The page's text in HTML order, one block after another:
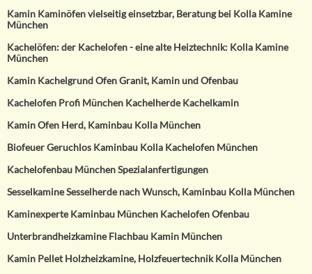
Kamin Kaminöfen vielseitig einsetzbar, Beratung bei Kolla Kamine
München
Kachelöfen: der Kachelofen - eine alte Heiztechnik: Kolla Kamine
München
Kamin Kachelgrund Ofen Granit, Kamin und Ofenbau
Kachelofen Profi München Kachelherde Kachelkamin
Kamin Ofen Herd, Kaminbau Kolla München
Biofeuer Geruchlos Kaminbau Kolla Kachelofen München
Kachelofenbau München Spezialanfertigungen
Sesselkamine Sesselherde nach Wunsch, Kaminbau Kolla München
Kaminexperte Kaminbau München Kachelofen Ofenbau
Unterbrandheizkamine Flachbau Kamin München
Kamin Pellet Holzheizkamine, Holzfeuertechnik Kolla München